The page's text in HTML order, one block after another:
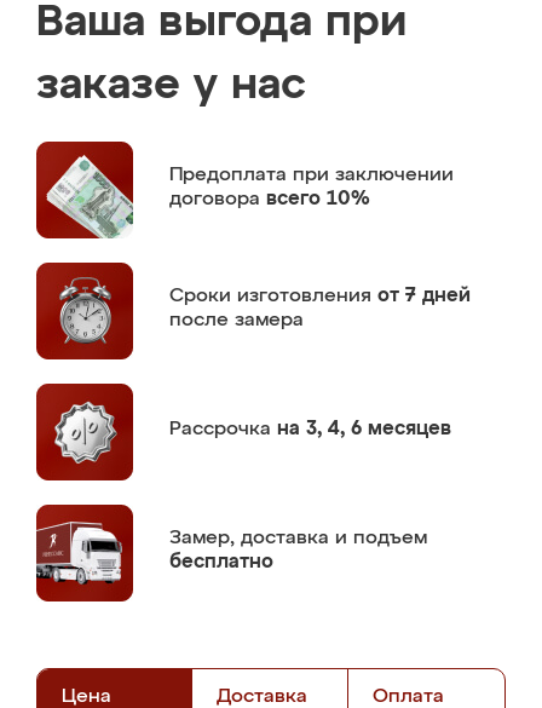
Ваша выгода при
заказе у нас
Предоплата при заключении
договора всего 10%
Сроки изготовления от 7 дней
после замера
Рассрочка на 3, 4, 6 месяцев
Замер, доставка и подъем
бесплатно
Цена Доставка Оплата